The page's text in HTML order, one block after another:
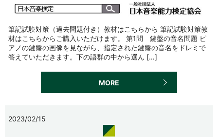
筆記試験対策（過去問題付き）教材はこちらから 筆記試験対策教
材はこちらからご購入いただけます。 第1問 鍵盤の音名問題 ピ
アノの鍵盤の画像を見ながら、指定された鍵盤の音名をドレミで
答えていただきます。下の語群の中から選ん […]
MORE
2023/02/15